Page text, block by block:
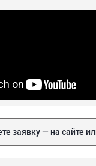
заявку — на сайте